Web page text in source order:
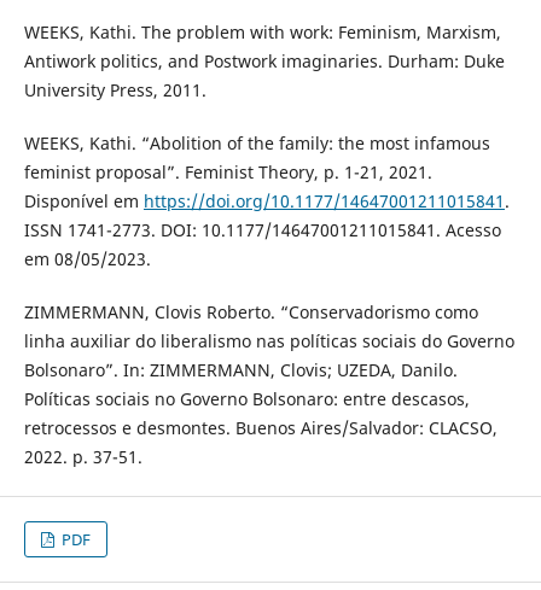
WEEKS, Kathi. The problem with work: Feminism, Marxism,
Antiwork politics, and Postwork imaginaries. Durham: Duke
University Press, 2011.
WEEKS, Kathi. “Abolition of the family: the most infamous
feminist proposal”. Feminist Theory, p. 1-21, 2021.
Disponível em https://doi.org/10.1177/14647001211015841 .
ISSN 1741-2773. DOI: 10.1177/14647001211015841. Acesso
em 08/05/2023.
ZIMMERMANN, Clovis Roberto. “Conservadorismo como
linha auxiliar do liberalismo nas políticas sociais do Governo
Bolsonaro”. In: ZIMMERMANN, Clovis; UZEDA, Danilo.
Políticas sociais no Governo Bolsonaro: entre descasos,
retrocessos e desmontes. Buenos Aires/Salvador: CLACSO,
2022. p. 37-51.
PDF